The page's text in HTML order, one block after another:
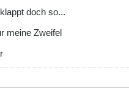
doch so...
meine Zweifel